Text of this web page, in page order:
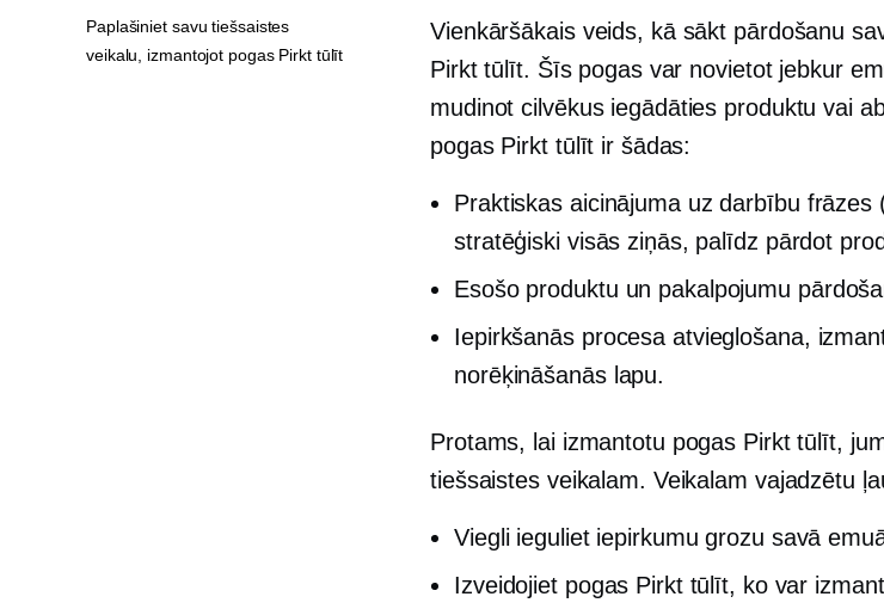
Vienkāršākais veids, kā sākt pārdošanu
Pirkt tūlīt. Šīs pogas var novietot jebkur
mudinot cilvēkus iegādāties produktu vai
pogas Pirkt tūlīt ir šādas:
Praktiskas aicinājuma uz darbību frāzes
stratēģiski visās ziņās, palīdz pārdot
Esošo produktu un pakalpojumu
Iepirkšanās procesa atvieglošana,
norēķināšanās lapu.
Protams, lai izmantotu pogas Pirkt tūlīt,
tiešsaistes veikalam. Veikalam vajadzētu
Viegli ieguliet iepirkumu grozu savā
Izveidojiet pogas Pirkt tūlīt, ko var
Paplašiniet savu tiešsaistes
veikalu, izmantojot pogas Pirkt tūlīt